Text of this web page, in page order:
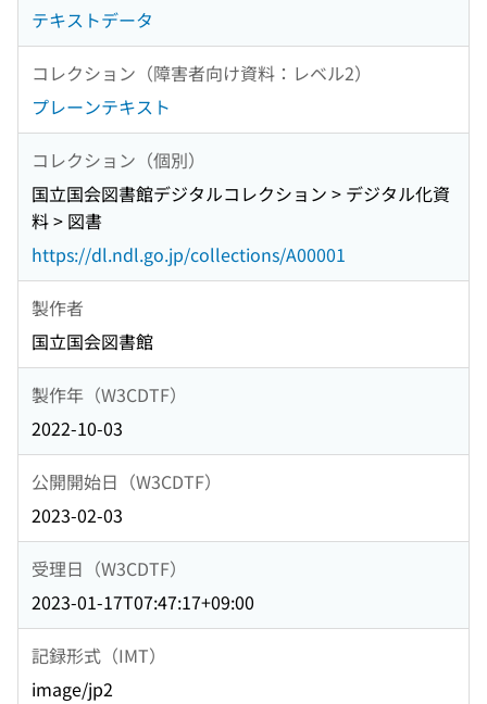
テキストデータ
コレクション（障害者向け資料：レベル2）
プレーンテキスト
コレクション（個別）
国立国会図書館デジタルコレクション > デジタル化資
料 > 図書
https://dl.ndl.go.jp/collections/A00001
製作者
国立国会図書館
製作年（W3CDTF）
2022-10-03
公開開始日（W3CDTF）
2023-02-03
受理日（W3CDTF）
2023-01-17T07:47:17+09:00
記録形式（IMT）
image/jp2